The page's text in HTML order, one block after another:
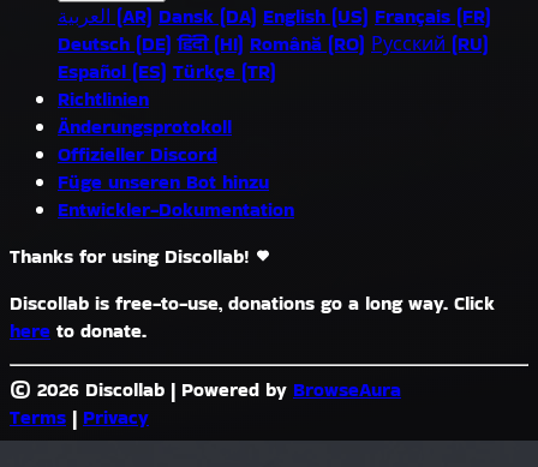
العربية (AR) Dansk (DA) English (US) Français (FR)
Deutsch (DE) हिंदी (HI) Română (RO) Русский (RU)
Español (ES) Türkçe (TR)
Richtlinien
Änderungsprotokoll
Offizieller Discord
Füge unseren Bot hinzu
Entwickler-Dokumentation
Thanks for using Discollab!
Discollab is free-to-use, donations go a long way. Click
here to donate.
© 2026 Discollab | Powered by BrowseAura
Terms | Privacy